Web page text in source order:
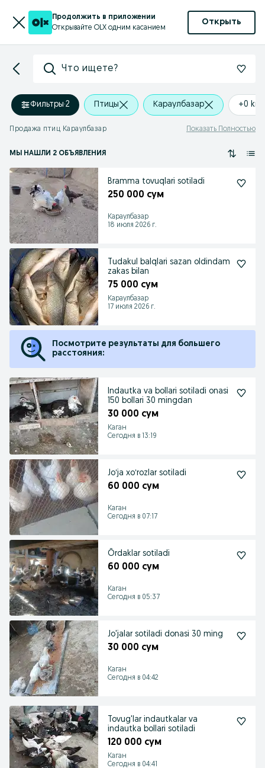
Продолжить в приложении
Открывайте OLX одним касанием
Открыть
Что ищете?
Фильтры·2 Птицы Караулбазар +0 km
Продажа птиц Караулбазар Показать Полностью
МЫ НАШЛИ 2 ОБЪЯВЛЕНИЯ
Bramma tovuqlari sotiladi
250 000 сум
Караулбазар
18 июля 2026 г.
Tudakul balqlari sazan oldindam
zakas bilan
75 000 сум
Караулбазар
17 июля 2026 г.
Посмотрите результаты для большего
расстояния:
Indautka va bollari sotiladi onasi
150 bollari 30 mingdan
30 000 сум
Каган
Сегодня в 13:19
Joʻja xoʻrozlar sotiladi
60 000 сум
Каган
Сегодня в 07:17
Õrdaklar sotiladi
60 000 сум
Каган
Сегодня в 05:37
Jo'jalar sotiladi donasi 30 ming
30 000 сум
Каган
Сегодня в 04:42
Tovug'lar indautkalar va
indautka bollari sotiladi
120 000 сум
Каган
Сегодня в 04:41